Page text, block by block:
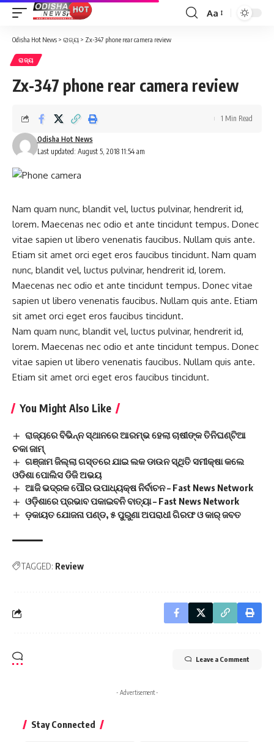
Font
Aa
Odisha Hot News > ରାଜ୍ୟ > Zx-347 phone rear camera review
ରାଜ୍ୟ
Zx-347 phone rear camera review
Last updated: August 5, 2018 11:54 am
Odisha Hot News
1 Min Read
Nam quam nunc, blandit vel, luctus pulvinar, hendrerit id,
lorem. Maecenas nec odio et ante tincidunt tempus. Donec
vitae sapien ut libero venenatis faucibus. Nullam quis ante.
Etiam sit amet orci eget eros faucibus tincidunt. Nam quam
nunc, blandit vel, luctus pulvinar, hendrerit id, lorem.
Maecenas nec odio et ante tincidunt tempus. Donec vitae
sapien ut libero venenatis faucibus. Nullam quis ante. Etiam
sit amet orci eget eros faucibus tincidunt.
Nam quam nunc, blandit vel, luctus pulvinar, hendrerit id,
lorem. Maecenas nec odio et ante tincidunt tempus. Donec
vitae sapien ut libero venenatis faucibus. Nullam quis ante.
Etiam sit amet orci eget eros faucibus tincidunt.
You Might Also Like
ରାଜ୍ୟରେ ବିଭିନ୍ନ ସ୍ଥାନରେ ଆରମ୍ଭ ହେଲା ଚାଷୀଙ୍କ ତିନିଘଣ୍ଟିଆ
ଚକା ଜାମ୍
ଗଞ୍ଜାମ ଜିଲ୍ଲା ଗସ୍ତରେ ଯାଇ ଲକ ଡାଉନ ସ୍ଥିତି ସମୀକ୍ଷା କଲେ
ଓଡିଶା ପୋଲିସ ଡିଜି ଅଭୟ
ଆଜି ଭଦ୍ରକ ପୌର ଉପାଧ୍ୟକ୍ଷ ନିର୍ବାଚନ – Fast News Network
ଓଡ଼ିଶାରେ ପ୍ରଭାବ ପକାଇବନି ବାତ୍ୟା – Fast News Network
ଡ଼କାୟତ ଯୋଜନା ପଣ୍ଡ, ୫ ପୁରୁଣା ଅପରାଧୀ ଗିରଫ ଓ କାର୍ ଜବତ
TAGGED: Review
Leave a Comment
- Advertisement -
Stay Connected